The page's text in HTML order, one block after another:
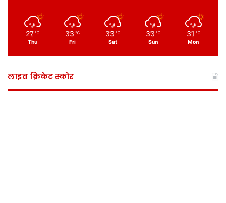
27 ℃
Thu
33 ℃
Fri
33 ℃
Sat
33 ℃
Sun
31 ℃
Mon
लाइव क्रिकेट स्कोर